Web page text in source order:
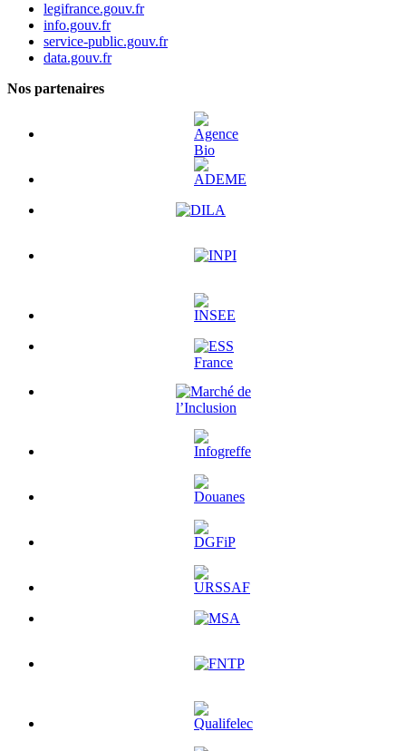
legifrance.gouv.fr
info.gouv.fr
service-public.gouv.fr
data.gouv.fr
Nos partenaires